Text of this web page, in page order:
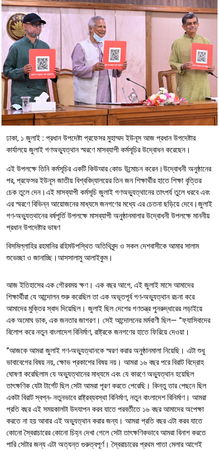
ঢাকা, ১ জুলাই : প্রধান উপদেষ্টা প্রফেসর মুহাম্মদ ইউনূস আজ প্রধান উপদেষ্টার
কার্যালয়ে জুলাই গণঅভ্যুত্থান স্মরণে মাসব্যাপী কর্মসূচির উদ্বোধন করেছেন।
এই উপলক্ষে তিনি কর্মসূচির একটি কিউআর কোড উন্মোচন করেন।উদ্বোধনী অনুষ্ঠানের
পর, প্রফেসর ইউনূস জাতীয় বিশ্ববিদ্যালয়ের তিন জন শিক্ষার্থীর হাতে শিক্ষা বৃত্তির
চেক তুলে দেন।এই মাসব্যাপী কর্মসূচি জুলাই গণঅভ্যুত্থানের তাৎপর্য তুলে ধরবে এবং
এর স্মরণে বিভিন্ন আয়োজনের মাধ্যমে জনগণের মধ্যে এর চেতনা ছড়িয়ে দেবে।জুলাই
গণ-অভ্যুত্থানের বর্ষপূর্তি উপলক্ষে মাসব্যাপী অনুষ্ঠানমালার উদ্বোধনী উপলক্ষে মাননীয়
প্রধান উপদেষ্টার ভাষণ
বিসমিল্লাহির রহমানির রহিমউপস্থিত অতিথিবৃন্দ ও সকল দেশবাসীকে আমার সালাম
শুভেচ্ছা ও জানাচ্ছি।আসসালামু আলাইকুম।
আজ ইতিহাসের এক গৌরবময় ক্ষণ। এক বছর আগে, এই জুলাই মাসে আমাদের
শিক্ষার্থীরা যে আন্দোলন শুরু করেছিল তা এক অভূতপূর্ব গণ-অভ্যুত্থান রচনা করে
আমাদের মুক্তির স্বাদ দিয়েছিল। জুলাই ছিল দেশের গণতন্ত্র পুনরুদ্ধারের লড়াইয়ে
এক অমোঘ ডাক, এক জনতার জাগরণ। সেই আন্দোলনের মর্মবাণী ছিল— “ফ‍্যাসিবাদের
বিলোপ করে নতুন বাংলাদেশ বিনির্মাণ, রাষ্ট্রকে জনগণের হাতে ফিরিয়ে দেওয়া।
”আজকে আমরা জুলাই গণ-অভ্যুত্থানকে স্মরণ করার অনুষ্ঠানমালা নিয়েছি। এটা শুধু
ভাবাবেগের বিষয় নয়, ক্ষোভ প্রকাশের বিষয় নয়। আমরা ১৬ বছর পরে বিরাট বিদ্রোহ
ঘোষণা করেছিলাম যে অভ্যুত্থানের মাধ্যমে এবং যে কারণে অভ্যুত্থান হয়েছিল
তাৎক্ষণিক যেটা টার্গেট ছিল সেটা আমরা পূরণ করতে পেরেছি। কিন্তু তার পেছনে ছিল
একটা বিরাট স্বপ্ন- নতুনভাবে রাষ্ট্রব্যবস্থা বিনির্মাণ, নতুন বাংলাদেশ বিনির্মাণ। আমরা
প্রতি বছর এই সময়কালটা উদযাপন করব যাতে পরবর্তীতে ১৬ বছর আমাদের অপেক্ষা
করতে না হয় আবার এই অভ্যুত্থান করার জন্য। আমরা প্রতি বছর এটা করব যাতে
কোনো স্বৈরাচারের কোনো চিহ্ন দেখা গেলে সেটা তাৎক্ষণিকভাবে আমরা বিনাশ করতে
পারি সেটার জন্য এটা অত্যন্ত গুরুত্বপূর্ণ। স্বৈরাচারের প্রথম পাতা মেলার আগেই